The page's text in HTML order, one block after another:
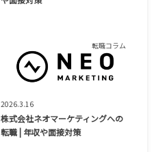
転職コラム
2026.3.16
株式会社ネオマーケティングへの
転職 | 年収や面接対策